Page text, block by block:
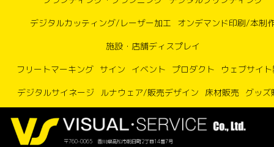
デジタルカッティング/レーザー加工
オンデマンド印刷/本制
施設・店舗ディスプレイ
フリートマーキング サイン イベント プロダクト
ウェブサイ
デジタルサイネージ ルナウェア/販売デザイン 床材販売 グッズ
〒760-0065 香川県高松市朝日町2丁目14番7号